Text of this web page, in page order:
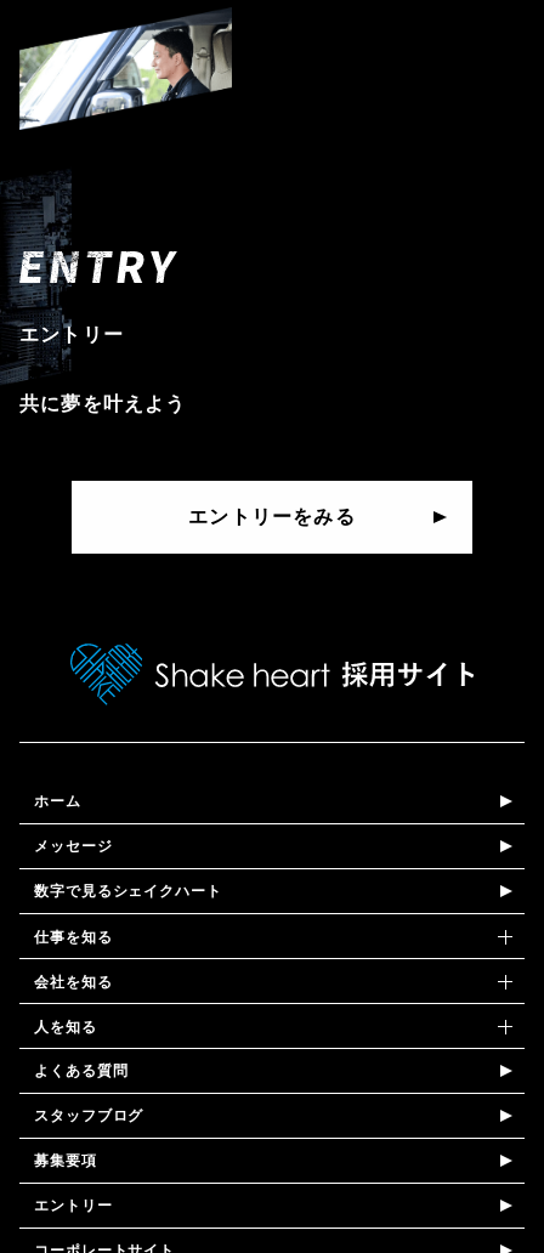
エントリー
共に夢を叶えよう
エントリーをみる
ホーム
メッセージ
数字で見るシェイクハート
仕事を知る
-ドライバーの一日
-安心して働ける理由
-仕事紹介
-案件情報
会社を知る
-福利厚生
-パートナー企業
-独立サポート
-収入例
人を知る
-ドライバーインタビュー
-スタッフ紹介
-キャリアプラン
よくある質問
スタッフブログ
募集要項
エントリー